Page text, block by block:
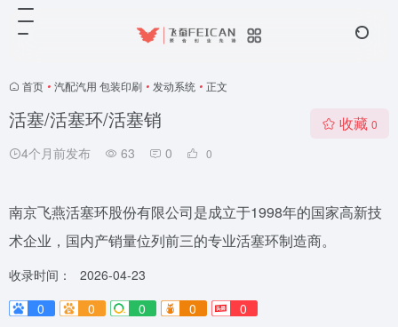
首页 • 汽配汽用 包装印刷 • 发动系统 • 正文
活塞/活塞环/活塞销
4个月前发布 63 0 0
收藏 0
南京飞燕活塞环股份有限公司是成立于1998年的国家高新技
术企业，国内产销量位列前三的专业活塞环制造商。
收录时间：
2026-04-23
0
0 0 0 0